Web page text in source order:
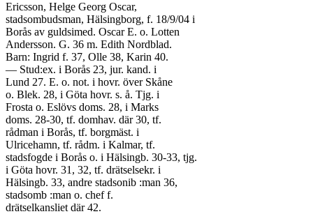
Ericsson, Helge Georg Oscar,
stadsombudsman, Hälsingborg, f. 18/9/04 i
Borås av guldsimed. Oscar E. o. Lotten
Andersson. G. 36 m. Edith Nordblad.
Barn: Ingrid f. 37, Olle 38, Karin 40.
— Stud:ex. i Borås 23, jur. kand. i
Lund 27. E. o. not. i hovr. över Skåne
o. Blek. 28, i Göta hovr. s. å. Tjg. i
Frosta o. Eslövs doms. 28, i Marks
doms. 28-30, tf. domhav. där 30, tf.
rådman i Borås, tf. borgmäst. i
Ulricehamn, tf. rådm. i Kalmar, tf.
stadsfogde i Borås o. i Hälsingb. 30-33, tjg.
i Göta hovr. 31, 32, tf. drätselsekr. i
Hälsingb. 33, andre stadsonib :man 36,
stadsomb :man o. chef f.
drätselkansliet där 42.